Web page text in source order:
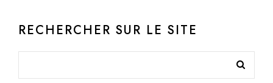
RECHERCHER SUR LE SITE